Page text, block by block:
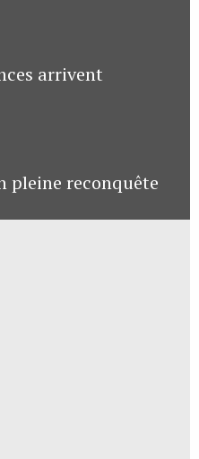
arrivent
pleine reconquête